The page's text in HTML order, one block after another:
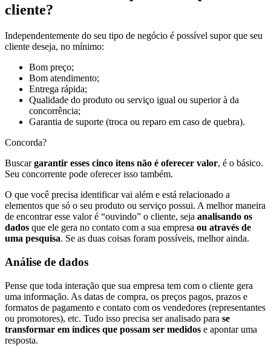
cliente?
Independentemente do seu tipo de negócio é possível supor que seu
cliente deseja, no mínimo:
Bom preço;
Bom atendimento;
Entrega rápida;
Qualidade do produto ou serviço igual ou superior à da
concorrência;
Garantia de suporte (troca ou reparo em caso de quebra).
Concorda?
Buscargarantir esses cinco itens não é oferecer valor, é o básico.
Seu concorrente pode oferecer isso também.
O que você precisa identificar vai além e está relacionado a
elementos que só o seu produto ou serviço possui. A melhor maneira
de encontrar esse valor é “ouvindo” o cliente, seja analisando os
dados que ele gera no contato com a sua empresa ou através de
uma pesquisa. Se as duas coisas foram possíveis, melhor ainda.
Análise de dados
Pense que toda interação que sua empresa tem com o cliente gera
uma informação. As datas de compra, os preços pagos, prazos e
formatos de pagamento e contato com os vendedores (representantes
ou promotores), etc. Tudo isso precisa ser analisado para se
transformar em índices que possam ser medidos e apontar uma
resposta.